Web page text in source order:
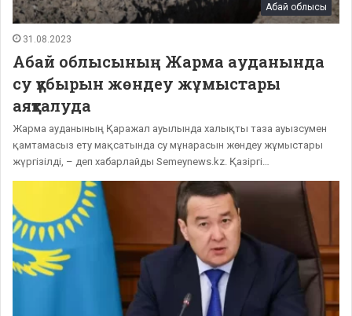
Абай облысы
31.08.2023
Абай облысының Жарма ауданында
су құбырын жөндеу жұмыстары
аяқталуда
Жарма ауданының Қаражал ауылында халықты таза ауызсумен
қамтамасыз ету мақсатында су мұнарасын жөндеу жұмыстары
жүргізілді, – деп хабарлайды Semeynews.kz. Қазіргі…